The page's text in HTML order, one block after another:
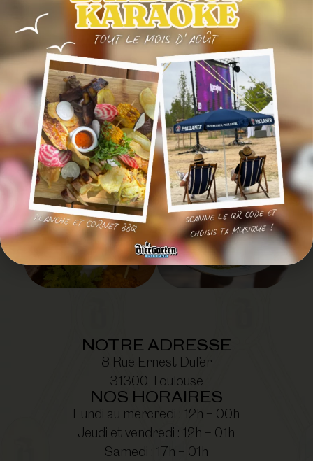
SUIVEZ-NOUS EN
IMAGE
@LEBIERGARTENPURPAN
NOTRE ADRESSE
8 Rue Ernest Dufer
31300 Toulouse
NOS HORAIRES
Lundi au mercredi : 12h – 00h
Jeudi et vendredi : 12h – 01h
Samedi : 17h – 01h